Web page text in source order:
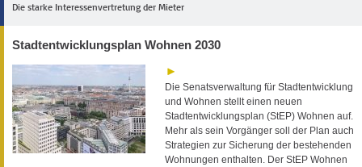
Die starke Interessenvertretung der Mieter
Stadtentwicklungsplan Wohnen 2030
Die Senatsverwaltung für Stadtentwicklung
und Wohnen stellt einen neuen
Stadtentwicklungsplan (StEP) Wohnen auf.
Mehr als sein Vorgänger soll der Plan auch
Strategien zur Sicherung der bestehenden
Wohnungen enthalten. Der StEP Wohnen